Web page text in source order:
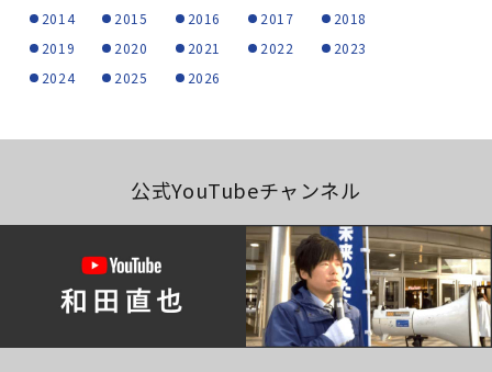
2014
2015 2016 2017
2018
2019
2020 2021 2022
2023
2024
2025 2026
公式YouTubeチャンネル